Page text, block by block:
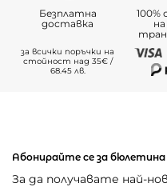
Безплатна
доставка
за всички поръчки на
стойност над 35€ /
68.45 лв.
100%
Абонирайте се за бюлетина
За да получавате най-